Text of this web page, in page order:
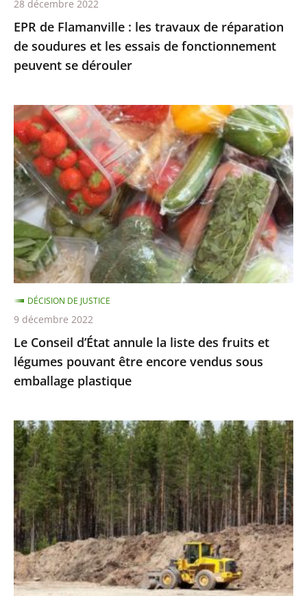
les
essais
de
fonctionnement
se
dérouler
EPR de Flamanville : les travaux de réparation
de soudures et les essais de fonctionnement
peuvent se dérouler
28 décembre 2022
Le
Conseil
d’État
annule
la
liste
des
fruits
et
légumes
pouvant
être
encore
vendus
sous
plastique
Le Conseil d’État annule la liste des fruits et
légumes pouvant être encore vendus sous
emballage plastique
DÉCISION DE JUSTICE
9 décembre 2022
Réalisation
de
travaux
et
protection
des
espèces
protégées
: